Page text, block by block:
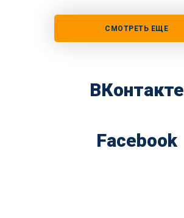
СМОТРЕТЬ ЕЩЕ
ВКонтакте
Facebook